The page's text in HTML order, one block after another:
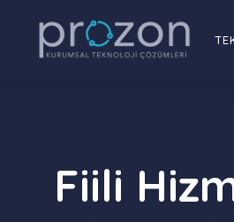
Fiili